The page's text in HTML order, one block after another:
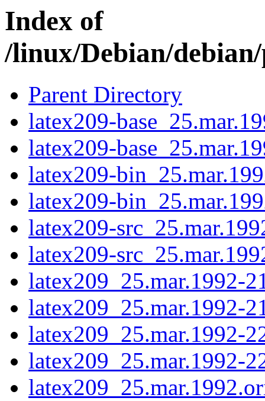
Index of
/linux/Debian/
Parent Directory
latex209-
latex209-
latex209-
latex209-
latex209-
latex209-
latex209_25.mar.1992-
latex209_25.mar.1992-
latex209_25.mar.1992-
latex209_25.mar.1992-